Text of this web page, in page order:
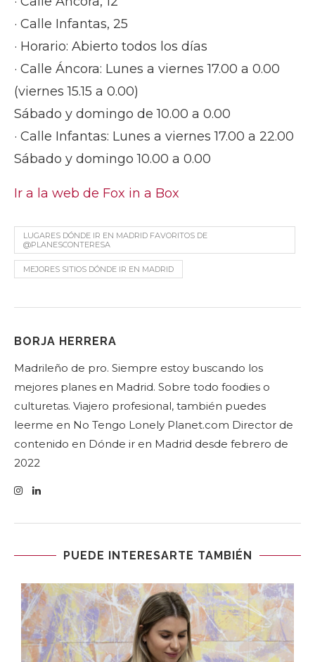
· Calle Infantas, 25
· Horario: Abierto todos los días
· Calle Áncora: Lunes a viernes 17.00 a 0.00
(viernes 15.15 a 0.00)
Sábado y domingo de 10.00 a 0.00
· Calle Infantas: Lunes a viernes 17.00 a 22.00
Sábado y domingo 10.00 a 0.00
Ir a la web de Fox in a Box
LUGARES DÓNDE IR EN MADRID FAVORITOS DE
@PLANESCONTERESA
MEJORES SITIOS DÓNDE IR EN MADRID
BORJA HERRERA
Madrileño de pro. Siempre estoy buscando los
mejores planes en Madrid. Sobre todo foodies o
culturetas. Viajero profesional, también puedes
leerme en No Tengo Lonely Planet.com Director de
contenido en Dónde ir en Madrid desde febrero de
2022
PUEDE INTERESARTE TAMBIÉN